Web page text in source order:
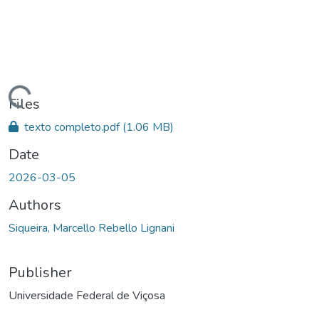
Files
texto completo.pdf(1.06 MB)
Date
2026-03-05
Authors
Siqueira, Marcello Rebello Lignani
Publisher
Universidade Federal de Viçosa